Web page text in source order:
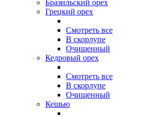
Бразильский орех
Грецкий орех
Смотреть все
В скорлупе
Очищенный
Кедровый орех
Смотреть все
В скорлупе
Очищенный
Кешью